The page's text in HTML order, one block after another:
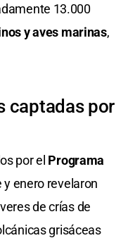
13.000
y aves marinas,
captadas por
por el Programa
enero revelaron
de crías de
grisáceas